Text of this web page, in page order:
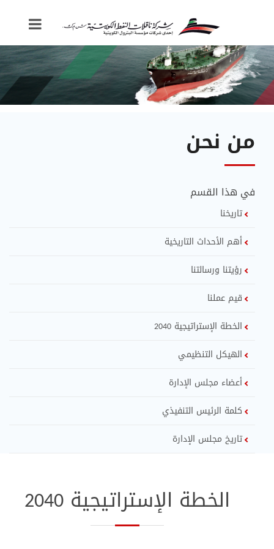
من نحن
في هذا القسم
تاريخنا
أهم الأحداث التاريخية
رؤيتنا ورسالتنا​
قيم عملنا
الخطة الإستراتيجية 2040
الهيكل التنظيمي
أعضاء مجلس الإدارة
كلمة الرئيس التنفيذي
تاريخ مجلس الإدارة
الخطة الإستراتيجية 2040